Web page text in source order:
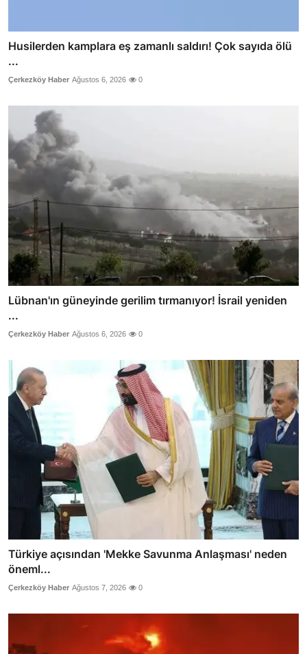
Husilerden kamplara eş zamanlı saldırı! Çok sayıda ölü
...
Çerkezköy Haber Ağustos 6, 2026 0
Lübnan'ın güneyinde gerilim tırmanıyor! İsrail yeniden
...
Çerkezköy Haber Ağustos 6, 2026 0
Türkiye açısından 'Mekke Savunma Anlaşması' neden
öneml...
Çerkezköy Haber Ağustos 7, 2026 0